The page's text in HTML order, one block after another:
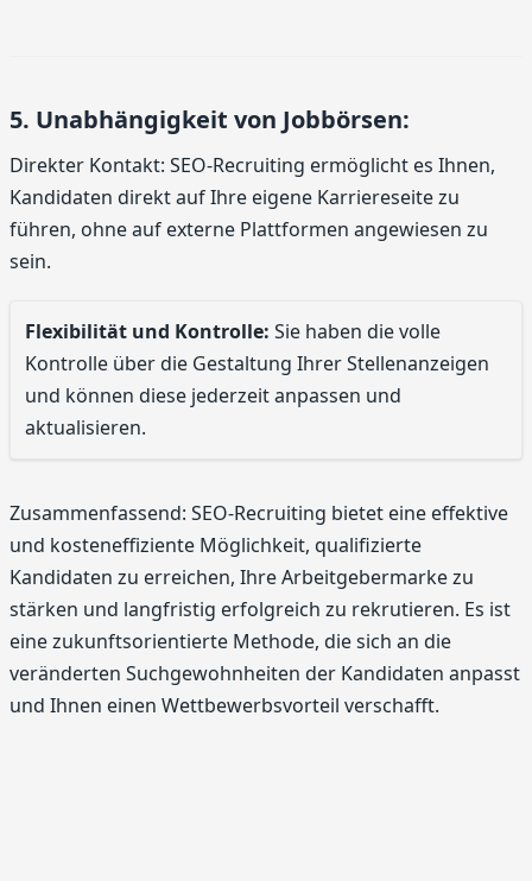
5. Unabhängigkeit von Jobbörsen:
Direkter Kontakt: SEO-Recruiting ermöglicht es Ihnen,
Kandidaten direkt auf Ihre eigene Karriereseite zu
führen, ohne auf externe Plattformen angewiesen zu
sein.
Flexibilität und Kontrolle: Sie haben die volle
Kontrolle über die Gestaltung Ihrer Stellenanzeigen
und können diese jederzeit anpassen und
aktualisieren.
Zusammenfassend: SEO-Recruiting bietet eine effektive
und kosteneffiziente Möglichkeit, qualifizierte
Kandidaten zu erreichen, Ihre Arbeitgebermarke zu
stärken und langfristig erfolgreich zu rekrutieren. Es ist
eine zukunftsorientierte Methode, die sich an die
veränderten Suchgewohnheiten der Kandidaten anpasst
und Ihnen einen Wettbewerbsvorteil verschafft.